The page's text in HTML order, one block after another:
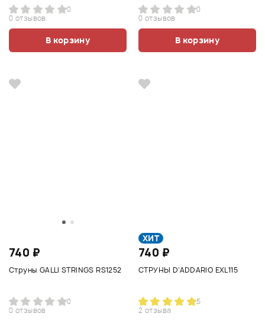
0
0 отзывов
В корзину
0
0 отзывов
В корзину
740 ₽
Струны GALLI STRINGS RS1252
0
0 отзывов
ХИТ
740 ₽
СТРУНЫ D'ADDARIO EXL115
5
2 отзыва